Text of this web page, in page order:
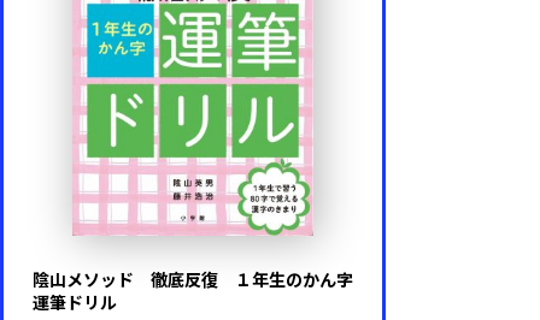
陰山メソッド 徹底反復 １年生のかん字
運筆ドリル